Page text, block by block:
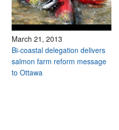
March 21, 2013
Bi-coastal delegation delivers
salmon farm reform message
to Ottawa